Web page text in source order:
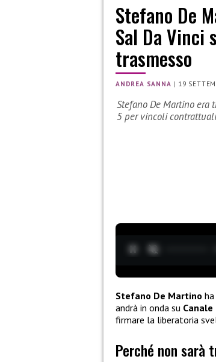
Stefano De
Sal Da Vinci
trasmesso
ANDREA SANNA | 19
Stefano De Martino era
5 per vincoli
Stefano De Martino
andrà in onda su Canale
firmare la liberatoria
Perché non sarà